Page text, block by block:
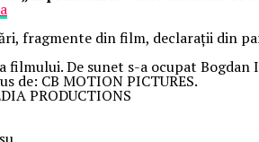
fragmente din film, declarații din
filmului. De sunet s-a ocupat
de: CB MOTION PICTURES.
PRODUCTIONS